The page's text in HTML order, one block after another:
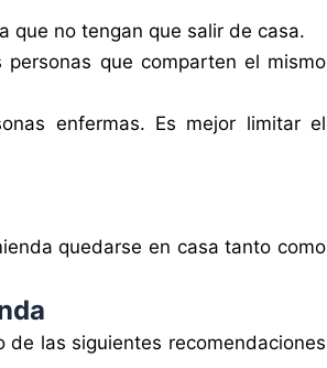
que no tengan que salir de casa.
que comparten el mismo
enfermas. Es mejor limitar el
quedarse en casa tanto como
las siguientes recomendaciones